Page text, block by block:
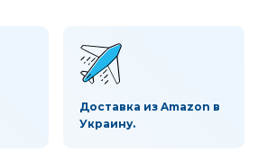
Доставка из Amazon в
Украину.